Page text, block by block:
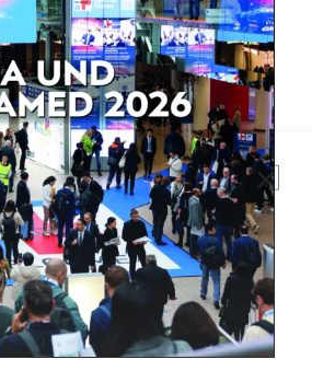
Newsletter
aktuell informiert.